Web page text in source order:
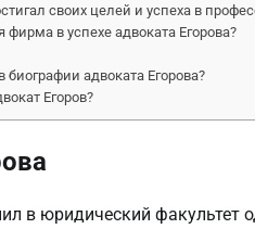
своих целей и успеха в
в успехе адвоката Егорова?
адвоката Егорова?
Егоров?
в юридический факультет